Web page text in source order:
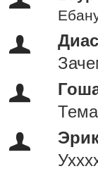
Диас
Тема